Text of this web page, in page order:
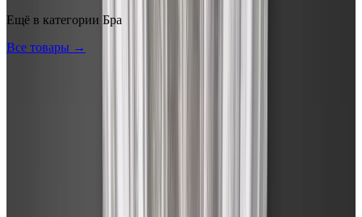
Ещё в категории Бра
Все товары →